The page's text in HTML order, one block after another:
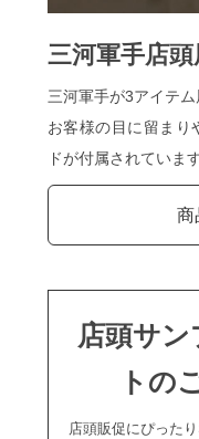
三河軍手店
三河軍手が3アイテム
お客様の目に留まり
ドが付属されています
商
店頭サ
トの
店頭販促にぴった